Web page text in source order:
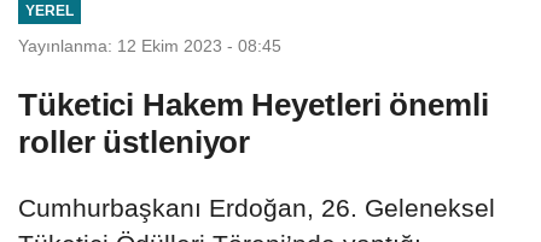
YEREL
Yayınlanma: 12 Ekim 2023 - 08:45
Tüketici Hakem Heyetleri önemli
roller üstleniyor
Cumhurbaşkanı Erdoğan, 26. Geleneksel